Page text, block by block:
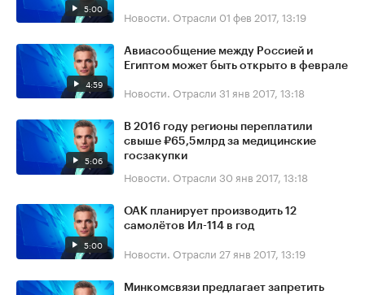
5:00 Новости. Отрасли 01 фев 2017, 13:19
4:59
Авиасообщение между Россией и
Египтом может быть открыто в феврале
Новости. Отрасли 31 янв 2017, 13:18
5:06
В 2016 году регионы переплатили
свыше ₽65,5млрд за медицинские
госзакупки
Новости. Отрасли 30 янв 2017, 13:18
5:00
ОАК планирует производить 12
самолётов Ил-114 в год
Новости. Отрасли 27 янв 2017, 13:19
Минкомсвязи предлагает запретить